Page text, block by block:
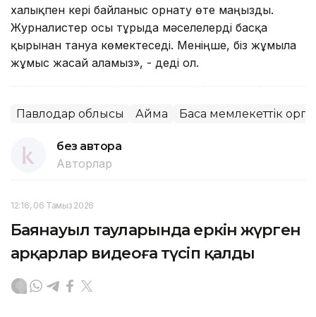
халықпен керi байланыс орнату өте маңызды.
Журналистер осы тұрғыда мәселелердi басқа
қырынан тануға көмектеседi. Менiңше, бiз жұмыла
жұмыс жасай аламыз», - дедi ол.
Павлодар облысы Аймақ Басқа мемлекеттік
без автора
Авторлар
12:16, 06 Тамыз 2026
Баянауыл тауларында еркін жүрген
арқарлар видеоға түсіп қалды